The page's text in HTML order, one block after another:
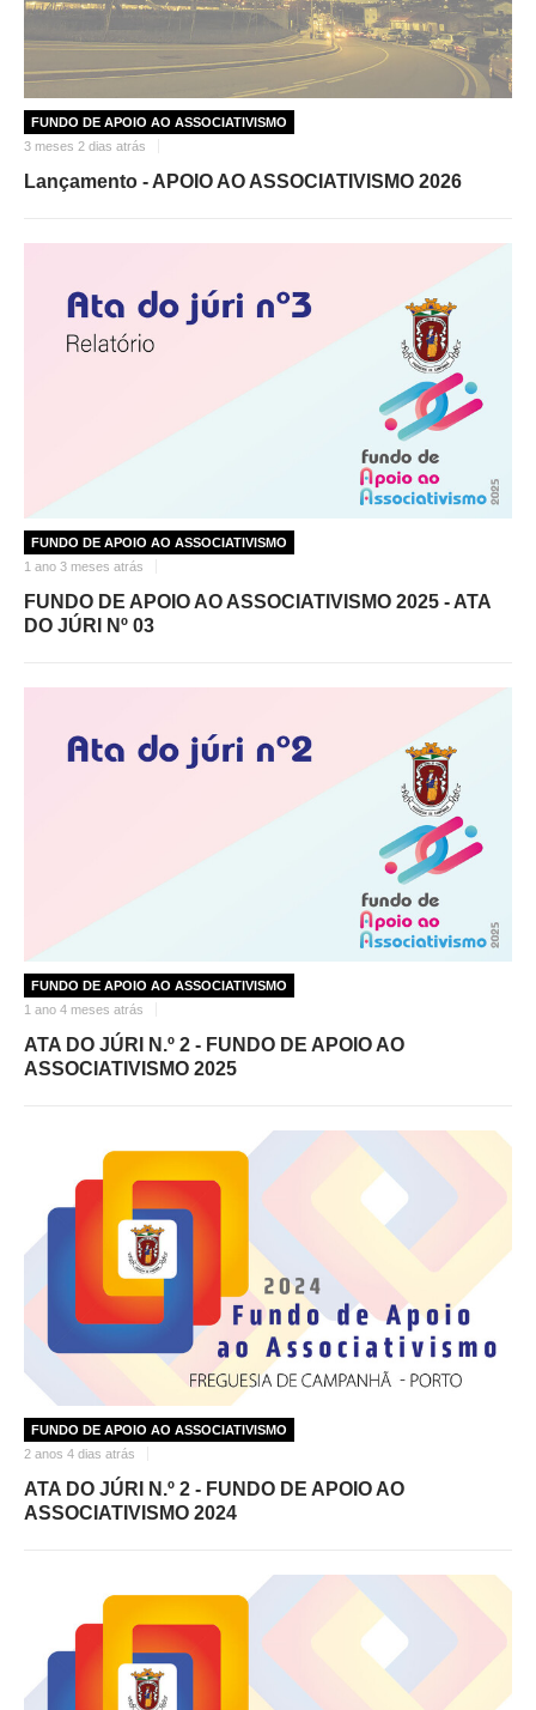
FUNDO DE APOIO AO ASSOCIATIVISMO
3 meses 2 dias atrás
Lançamento - APOIO AO ASSOCIATIVISMO 2026
FUNDO DE APOIO AO ASSOCIATIVISMO
1 ano 3 meses atrás
FUNDO DE APOIO AO ASSOCIATIVISMO 2025 - ATA
DO JÚRI Nº 03
FUNDO DE APOIO AO ASSOCIATIVISMO
1 ano 4 meses atrás
ATA DO JÚRI N.º 2 - FUNDO DE APOIO AO
ASSOCIATIVISMO 2025
FUNDO DE APOIO AO ASSOCIATIVISMO
2 anos 4 dias atrás
ATA DO JÚRI N.º 2 - FUNDO DE APOIO AO
ASSOCIATIVISMO 2024